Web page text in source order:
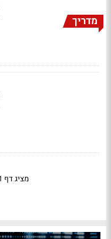
מדריך
מציג דף 1 מתוך 2